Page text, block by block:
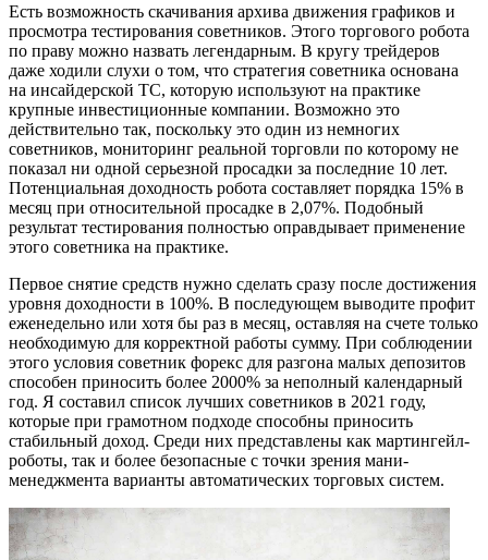
Есть возможность скачивания архива движения графиков и
просмотра тестирования советников. Этого торгового робота
по праву можно назвать легендарным. В кругу трейдеров
даже ходили слухи о том, что стратегия советника основана
на инсайдерской ТС, которую используют на практике
крупные инвестиционные компании. Возможно это
действительно так, поскольку это один из немногих
советников, мониторинг реальной торговли по которому не
показал ни одной серьезной просадки за последние 10 лет.
Потенциальная доходность робота составляет порядка 15% в
месяц при относительной просадке в 2,07%. Подобный
результат тестирования полностью оправдывает применение
этого советника на практике.
Первое снятие средств нужно сделать сразу после достижения
уровня доходности в 100%. В последующем выводите профит
еженедельно или хотя бы раз в месяц, оставляя на счете только
необходимую для корректной работы сумму. При соблюдении
этого условия советник форекс для разгона малых депозитов
способен приносить более 2000% за неполный календарный
год. Я составил список лучших советников в 2021 году,
которые при грамотном подходе способны приносить
стабильный доход. Среди них представлены как мартингейл-
роботы, так и более безопасные с точки зрения мани-
менеджмента варианты автоматических торговых систем.